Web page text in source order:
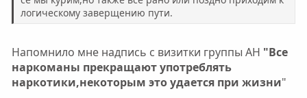
логическому заверщению пути.
Напомнило мне надпись с визитки группы АН "Все
наркоманы прекращают употреблять
наркотики,некоторым это удается при жизни"